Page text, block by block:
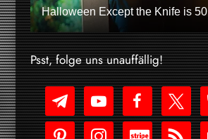
Halloween Except the Knife is
Psst, folge uns unauffällig!
telegramyoutube-
play
facebookx
pinterestinstagram
cc-
rss